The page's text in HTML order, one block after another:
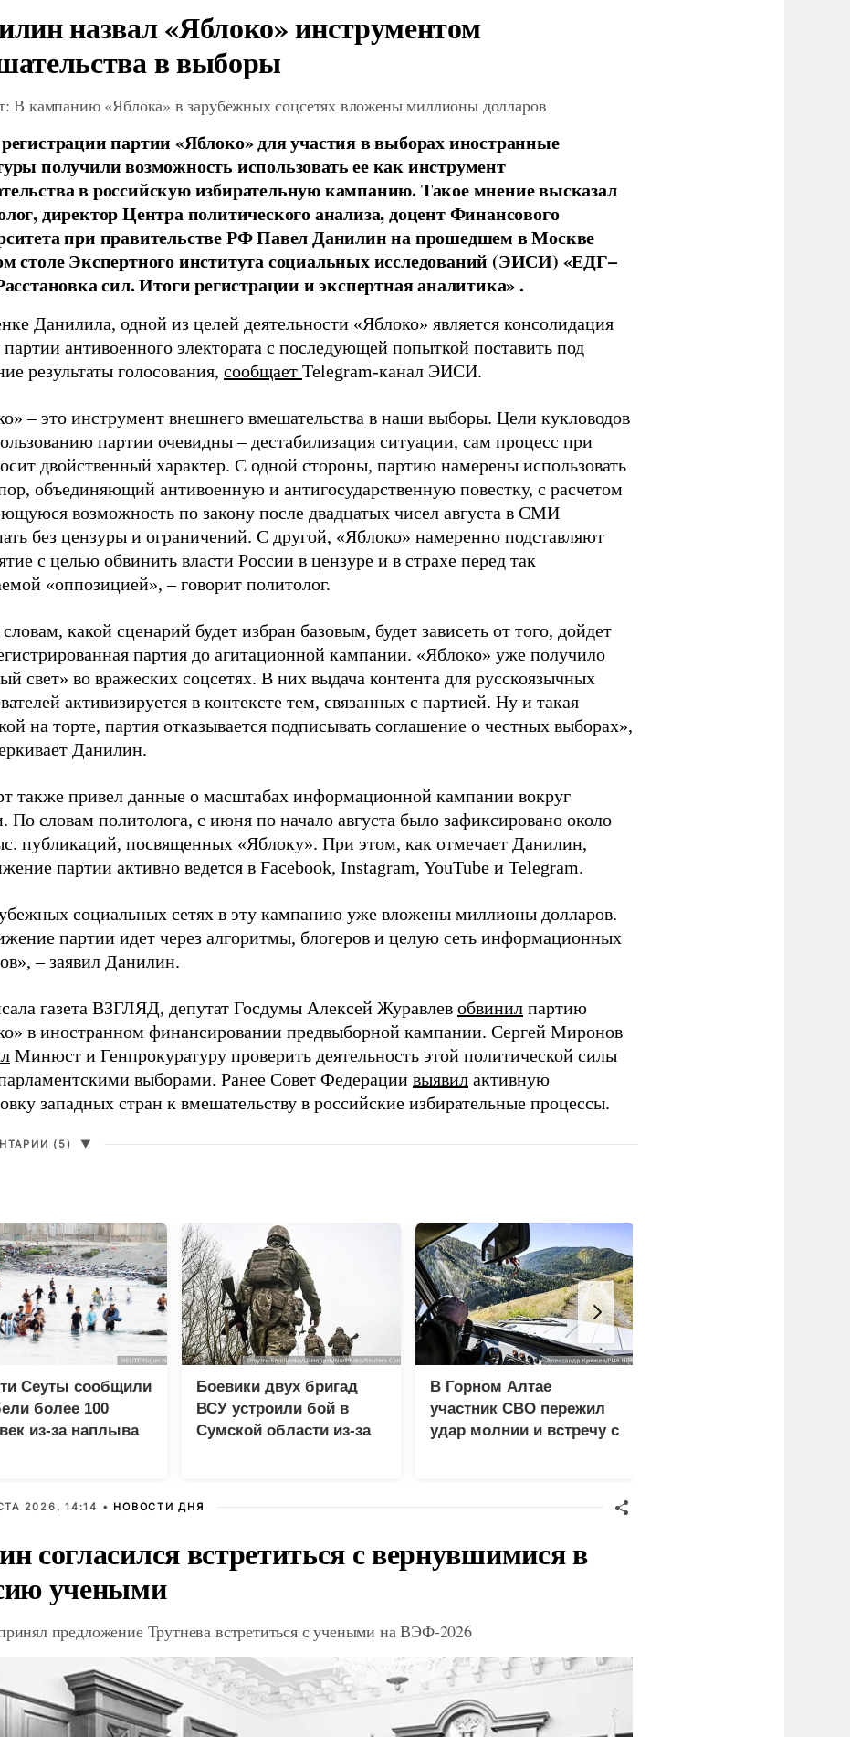
назвал «Яблоко» инструментом
в выборы
В кампанию «Яблока» в зарубежных соцсетях вложены миллионы долларов
партии «Яблоко» для участия в выборах иностранные
получили возможность использовать ее как инструмент
в российскую избирательную кампанию. Такое мнение высказал
директор Центра политического анализа, доцент Финансового
при правительстве РФ Павел Данилин на прошедшем в Москве
столе Экспертного института социальных исследований (ЭИСИ) «ЕДГ–
сил. Итоги регистрации и экспертная аналитика» .
Данилила, одной из целей деятельности «Яблоко» является консолидация
партии антивоенного электората с последующей попыткой поставить под
результаты голосования, сообщает Telegram-канал ЭИСИ.
– это инструмент внешнего вмешательства в наши выборы. Цели кукловодов
партии очевидны – дестабилизация ситуации, сам процесс при
двойственный характер. С одной стороны, партию намерены использовать
объединяющий антивоенную и антигосударственную повестку, с расчетом
возможность по закону после двадцатых чисел августа в СМИ
без цензуры и ограничений. С другой, «Яблоко» намеренно подставляют
с целью обвинить власти России в цензуре и в страхе перед так
«оппозицией», – говорит политолог.
какой сценарий будет избран базовым, будет зависеть от того, дойдет
партия до агитационной кампании. «Яблоко» уже получило
свет» во вражеских соцсетях. В них выдача контента для русскоязычных
активизируется в контексте тем, связанных с партией. Ну и такая
на торте, партия отказывается подписывать соглашение о честных выборах»,
Данилин.
также привел данные о масштабах информационной кампании вокруг
По словам политолога, с июня по начало августа было зафиксировано около
публикаций, посвященных «Яблоку». При этом, как отмечает Данилин,
партии активно ведется в Facebook, Instagram, YouTube и Telegram.
социальных сетях в эту кампанию уже вложены миллионы долларов.
партии идет через алгоритмы, блогеров и целую сеть информационных
– заявил Данилин.
газета ВЗГЛЯД, депутат Госдумы Алексей Журавлев обвинил партию
в иностранном финансировании предвыборной кампании. Сергей Миронов
Минюст и Генпрокуратуру проверить деятельность этой политической силы
выборами. Ранее Совет Федерации выявил активную
западных стран к вмешательству в российские избирательные процессы.
(5) ▼
Сеуты сообщили
более 100
из-за наплыва
Боевики двух бригад
ВСУ устроили бой в
Сумской области из-за
В Горном Алтае
участник СВО пережил
удар молнии и встречу с
2026, 14:14 • НОВОСТИ ДНЯ
согласился встретиться с вернувшимися в
учеными
предложение Трутнева встретиться с учеными на ВЭФ-2026